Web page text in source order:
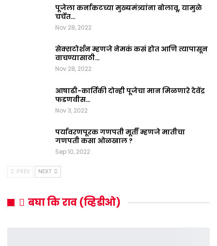
पूजेला कर्नाकटच्या मुख्यमंत्र्यांना बोलावू, यामुळे
चर्चेत…
Nov 28, 2022
सेक्सटोर्शन म्हणजे नेमकं कसं होत आणि त्यापासून
वाचण्यासाठी…
Nov 28, 2022
आषाढी-कार्तिकी दोन्ही पूजेचा मान मिळणारे देवेंद्र
फडणवीस…
Nov 3, 2022
पर्यावरणपूरक गणपती मूर्ती म्हणजे मातीचा
गणपती कसा ओळखाल ?
Sep 10, 2022
PREV NEXT
बघा कि राव (व्हिडीओ)